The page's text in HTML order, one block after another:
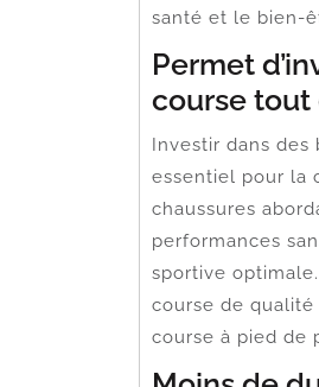
santé et le bien-
Permet
course
Investir dans des
essentiel pour la
chaussures
performances
sportive
course de
course à pied de